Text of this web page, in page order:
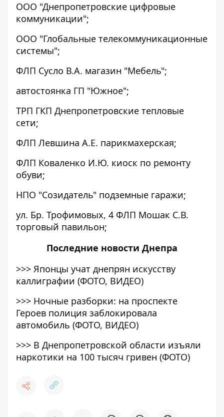
ООО "Днепропетровские цифровые
коммуникации";
ООО "Глобальные телекоммуникационные
системы";
ФЛП Сусло В.А. магазин "Мебель";
автостоянка ГП "Южное";
ТРП ГКП Днепропетровские тепловые
сети;
ФЛП Левшина А.Е. парикмахерская;
ФЛП Коваленко И.Ю. киоск по ремонту
обуви;
НПО "Созидатель" подземные гаражи;
ул. Бр. Трофимовых, 4 ФЛП Мошак С.В.
торговый павильон;
Последние новости Днепра
>>> Японцы учат днепрян искусству
каллиграфии (ФОТО, ВИДЕО)
>>> Ночные разборки: на проспекте
Героев полиция заблокировала
автомобиль (ФОТО, ВИДЕО)
>>> В Днепропетровской области изъяли
наркотики на 100 тысяч гривен (ФОТО)